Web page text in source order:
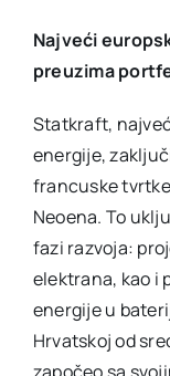
Najveći
preuzima
Statkraft,
energije,
francuske
Neoena. To
fazi razvoja:
elektrana, kao i
energije u
Hrvatskoj od